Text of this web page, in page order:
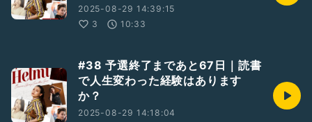
2025-08-29 14:39:15
3
10:33
#38 予選終了まであと67日｜読書
で人生変わった経験はあります
か？
2025-08-29 14:18:04